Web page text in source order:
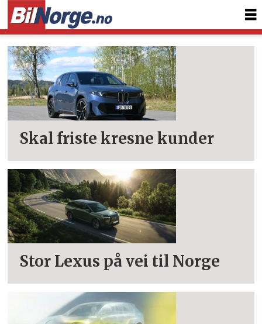
Tag:
elektrisk
suv
Skal friste kresne kunder
Stor Lexus på vei til Norge